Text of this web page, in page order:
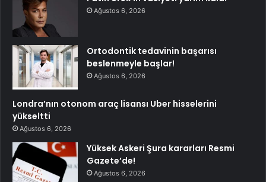
Ağustos 6, 2026
Ortodontik tedavinin başarısı
beslenmeyle başlar!
Ağustos 6, 2026
Londra’nın otonom araç lisansı Uber hisselerini
yükseltti
Ağustos 6, 2026
Yüksek Askeri Şura kararları Resmi
Gazete’de!
Ağustos 6, 2026